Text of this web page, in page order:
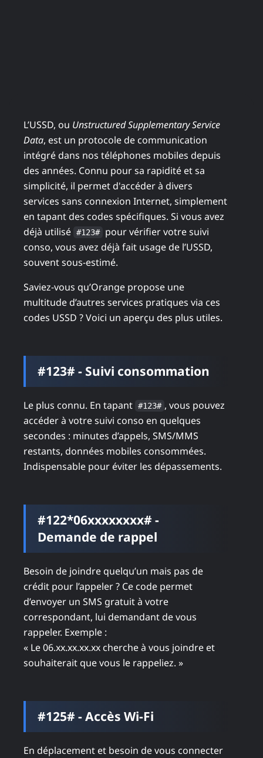
L’USSD, ou Unstructured Supplementary Service
Data, est un protocole de communication
intégré dans nos téléphones mobiles depuis
des années. Connu pour sa rapidité et sa
simplicité, il permet d'accéder à divers
services sans connexion Internet, simplement
en tapant des codes spécifiques. Si vous avez
déjà utilisé #123#
pour vérifier votre suivi
conso, vous avez déjà fait usage de l’USSD,
souvent sous-estimé.
Saviez-vous qu’Orange propose une
multitude d’autres services pratiques via ces
codes USSD ? Voici un aperçu des plus utiles.
#123# - Suivi consommation
Le plus connu. En tapant #123# , vous pouvez
accéder à votre suivi conso en quelques
secondes : minutes d’appels, SMS/MMS
restants, données mobiles consommées.
Indispensable pour éviter les dépassements.
#122*06xxxxxxxx# -
Demande de rappel
Besoin de joindre quelqu’un mais pas de
crédit pour l’appeler ? Ce code permet
d’envoyer un SMS gratuit à votre
correspondant, lui demandant de vous
rappeler. Exemple :
« Le 06.xx.xx.xx.xx cherche à vous joindre et
souhaiterait que vous le rappeliez. »
#125# - Accès Wi-Fi
En déplacement et besoin de vous connecter